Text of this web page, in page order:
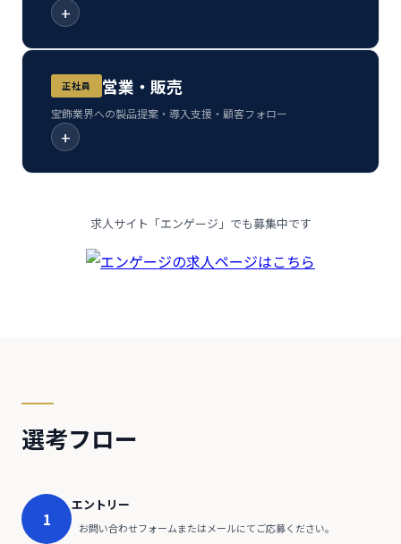
+
正社員 営業・販売
宝飾業界への製品提案・導入支援・顧客フォロー
+
求人サイト「エンゲージ」でも募集中です
選考フロー
1
エントリー
お問い合わせフォームまたはメールにてご応募ください。